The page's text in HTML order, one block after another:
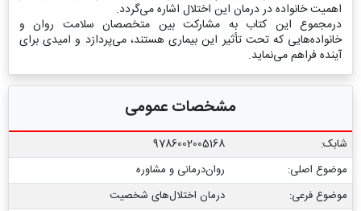
اهمیت خانواده در درمان این اختلال اشاره می‌گردد.
درمجموع این کتاب به مشارکت بین متخصصان سلامت روان و
خانواده‌هایی که تحت تأثیر این بیماری هستند، می‌پردازد و امیدی برای
آینده فراهم می‌نماید.
مشخصات عمومی
شابک:
9786002005168
موضوع اصلی:
روان‌درمانی و مشاوره
موضوع فرعی:
درمان اختلال‌های شخصیت